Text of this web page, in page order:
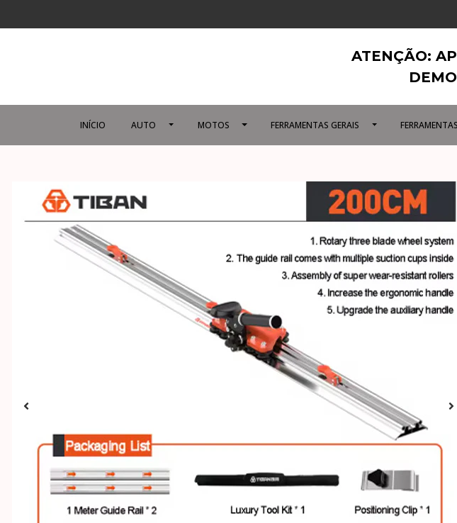
ATENÇÃO:
INÍCIO AUTO MOTOS FERRAMENTAS GERAIS